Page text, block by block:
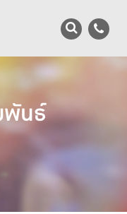
TH EN
พันธ์